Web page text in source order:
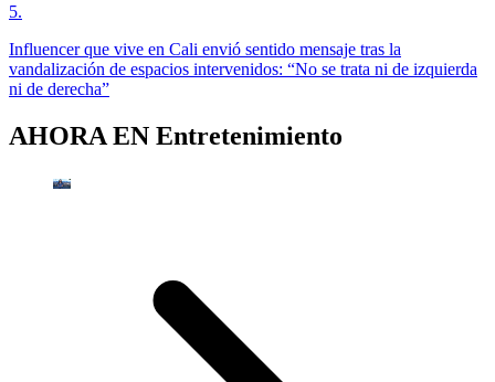
5.
Influencer que vive en Cali envió sentido mensaje tras la
vandalización de espacios intervenidos: “No se trata ni de izquierda
ni de derecha”
AHORA EN Entretenimiento